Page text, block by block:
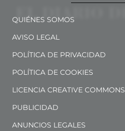
QUIÉNES SOMOS
AVISO LEGAL
POLÍTICA DE PRIVACIDAD
POLÍTICA DE COOKIES
LICENCIA CREATIVE COMMONS
PUBLICIDAD
ANUNCIOS LEGALES